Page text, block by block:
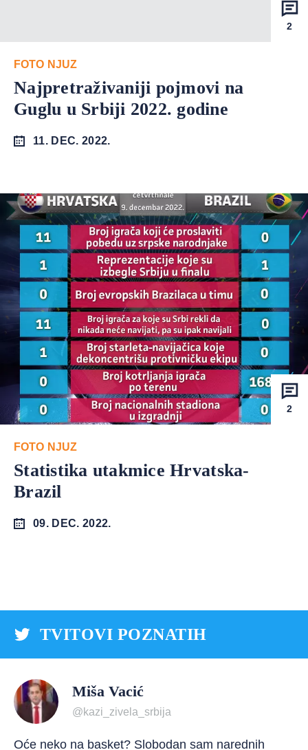
2
FOTO NJUZ
Najpretraživaniji pojmovi na
Guglu u Srbiji 2022. godine
11. DEC. 2022.
2
FOTO NJUZ
Statistika utakmice Hrvatska-
Brazil
09. DEC. 2022.
TVITOVI POZNATIH
Miša Vacić
@kazi_zivela_srbija
Oće neko na basket? Slobodan sam narednih